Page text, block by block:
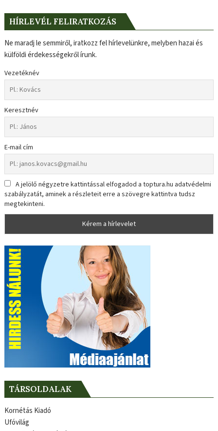
HÍRLEVÉL FELIRATKOZÁS
Ne maradj le semmiről, iratkozz fel hírlevelünkre, melyben hazai és
külföldi érdekességekről írunk.
Vezetéknév
Keresztnév
E-mail cím
A jelölő négyzetre kattintással elfogadod a toptura.hu adatvédelmi
szabályzatát, aminek a részleteit erre a szövegre kattintva tudsz
megtekinteni.
TÁRSOLDALAK
Kornétás Kiadó
Ufóvilág